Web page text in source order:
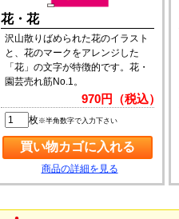
花・花
沢山散りばめられた花のイラスト
と、花のマークをアレンジした
「花」の文字が特徴的です。花・
園芸売れ筋No.1。
970円（税込）
枚※半角数字で入力下さい
商品の詳細を見る